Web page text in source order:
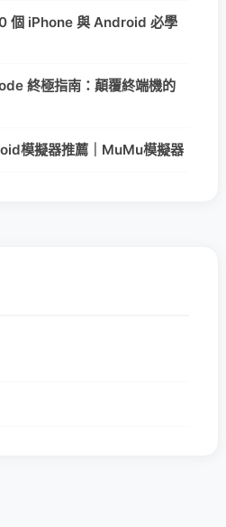
個 iPhone 與 Android 必學
終極指南：顛覆終端機的
模擬器推薦｜MuMu模擬器